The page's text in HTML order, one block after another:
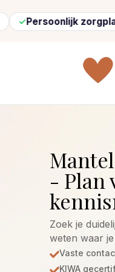
zorgplan
- Plan
Zoek je
weten waar
Vaste
KIWA